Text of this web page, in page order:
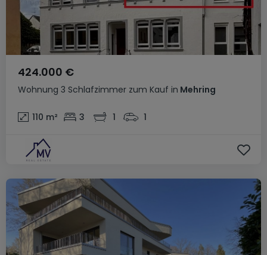
Wohnung 3 Schlafzimmer zum Kauf in Mehring
424.000 €
110 m² 3 1 1